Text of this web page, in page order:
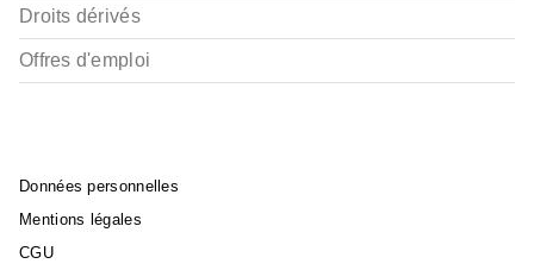
Droits dérivés
Offres d'emploi
Données personnelles
Mentions légales
CGU